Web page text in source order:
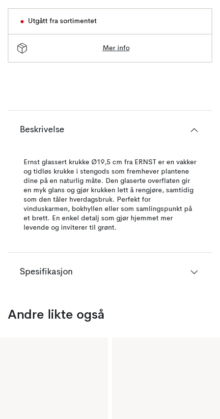
Utgått fra sortimentet
Mer info
Beskrivelse
Ernst glassert krukke Ø19,5 cm fra ERNST er en vakker
og tidløs krukke i stengods som fremhever plantene
dine på en naturlig måte. Den glaserte overflaten gir
en myk glans og gjør krukken lett å rengjøre, samtidig
som den tåler hverdagsbruk. Perfekt for
vinduskarmen, bokhyllen eller som samlingspunkt på
et brett. En enkel detalj som gjør hjemmet mer
levende og inviterer til grønt.
Spesifikasjon
Andre likte også